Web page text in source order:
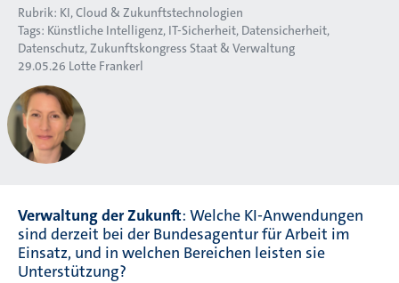
Rubrik: KI, Cloud & Zukunftstechnologien
Tags: Künstliche Intelligenz IT-Sicherheit Datensicherheit
Datenschutz Zukunftskongress Staat & Verwaltung
29.05.26 Lotte Frankerl
Verwaltung der Zukunft: Welche KI-Anwendungen
sind derzeit bei der Bundesagentur für Arbeit im
Einsatz, und in welchen Bereichen leisten sie
Unterstützung?